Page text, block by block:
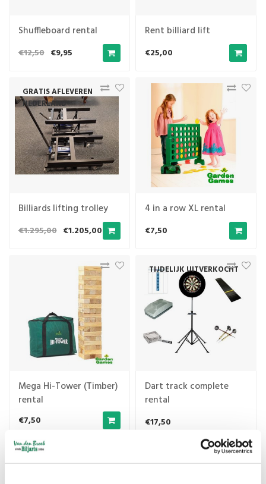
Shuffleboard rental
€12,50 €9,95
Rent billiard lift
€25,00
GRATIS AFLEVEREN
NEDERLAND*
Billiards lifting trolley
€1.295,00 €1.205,00
4 in a row XL rental
€7,50
Mega Hi-Tower (Timber)
rental
€7,50
TIJDELIJK UITVERKOCHT
Dart track complete
rental
€17,50